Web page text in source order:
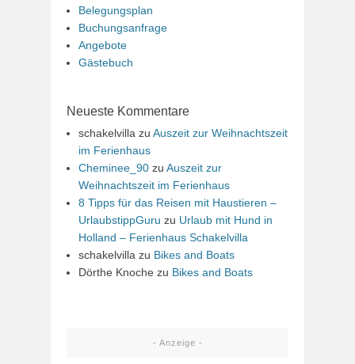
Belegungsplan
Buchungsanfrage
Angebote
Gästebuch
Neueste Kommentare
schakelvilla zu Auszeit zur Weihnachtszeit
im Ferienhaus
Cheminee_90 zu Auszeit zur
Weihnachtszeit im Ferienhaus
8 Tipps für das Reisen mit Haustieren –
UrlaubstippGuru zu Urlaub mit Hund in
Holland – Ferienhaus Schakelvilla
schakelvilla zu Bikes and Boats
Dörthe Knoche zu Bikes and Boats
- Anzeige -